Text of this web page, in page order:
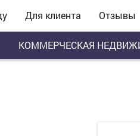
Для клиента Отзывы
КОММЕРЧЕСКАЯ